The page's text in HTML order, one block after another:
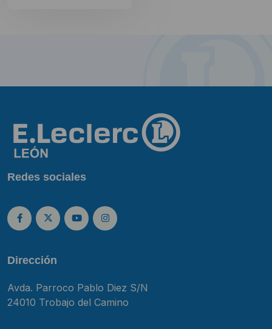
Redes sociales
Dirección
Avda. Parroco Pablo Diez S/N
24010 Trobajo del Camino